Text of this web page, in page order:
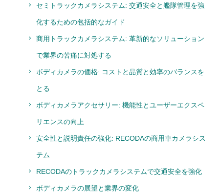
セミトラックカメラシステム: 交通安全と艦隊管理を強
化するための包括的なガイド
商用トラックカメラシステム: 革新的なソリューション
で業界の苦痛に対処する
ボディカメラの価格: コストと品質と効率のバランスを
とる
ボディカメラアクセサリー: 機能性とユーザーエクスペ
リエンスの向上
安全性と説明責任の強化: RECODAの商用車カメラシス
テム
RECODAのトラックカメラシステムで交通安全を強化
ボディカメラの展望と業界の変化